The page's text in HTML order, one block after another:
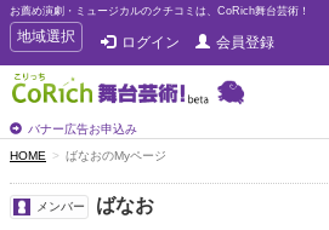
お薦め演劇・ミュージカルのクチコミは、CoRich舞台芸術！
T
o
g
g
e
n
a
v
i
地域選択 ログイン 会員登録
バナー広告お申込み
HOME ばなおのMyページ
メンバー ばなお